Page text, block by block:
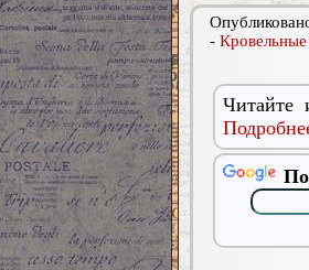
-
Читайте